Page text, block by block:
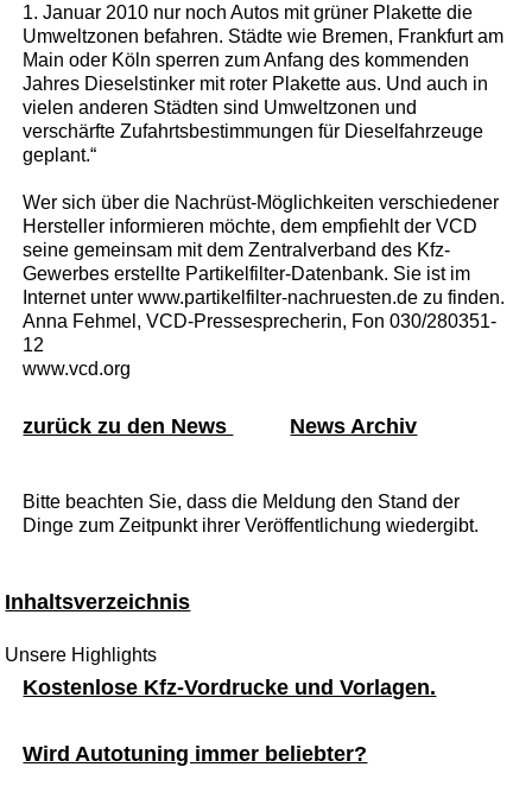
1. Januar 2010 nur noch Autos mit grüner Plakette die
Umweltzonen befahren. Städte wie Bremen, Frankfurt am
Main oder Köln sperren zum Anfang des kommenden
Jahres Dieselstinker mit roter Plakette aus. Und auch in
vielen anderen Städten sind Umweltzonen und
verschärfte Zufahrtsbestimmungen für Dieselfahrzeuge
geplant.“
Wer sich über die Nachrüst-Möglichkeiten verschiedener
Hersteller informieren möchte, dem empfiehlt der VCD
seine gemeinsam mit dem Zentralverband des Kfz-
Gewerbes erstellte Partikelfilter-Datenbank. Sie ist im
Internet unter www.partikelfilter-nachruesten.de zu finden.
Anna Fehmel, VCD-Pressesprecherin, Fon 030/280351-
12
www.vcd.org
zurück zu den News News Archiv
Bitte beachten Sie, dass die Meldung den Stand der
Dinge zum Zeitpunkt ihrer Veröffentlichung wiedergibt.
Inhaltsverzeichnis
Unsere Highlights
Kostenlose Kfz-Vordrucke und Vorlagen.
Wird Autotuning immer beliebter?